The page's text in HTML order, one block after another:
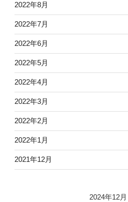
2022年8月
2022年7月
2022年6月
2022年5月
2022年4月
2022年3月
2022年2月
2022年1月
2021年12月
2024年12月